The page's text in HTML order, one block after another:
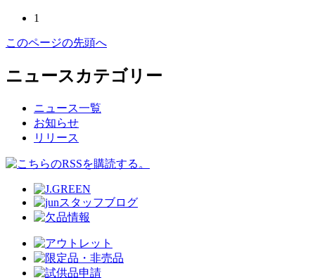
1
このページの先頭へ
ニュースカテゴリー
ニュース一覧
お知らせ
リリース